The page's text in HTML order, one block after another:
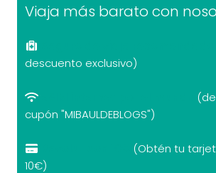
Viaja más barato con
descuento exclusivo)
cupón "MIBAULDEBLOGS")
(Obtén tu
10€)